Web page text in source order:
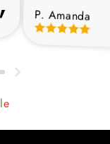
P. Amanda
le